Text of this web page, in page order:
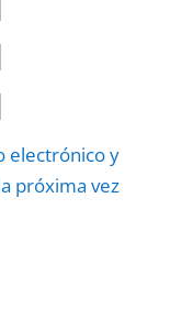
electrónico y
próxima vez